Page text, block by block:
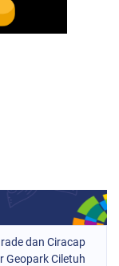
dan Ciracap
Geopark Ciletuh